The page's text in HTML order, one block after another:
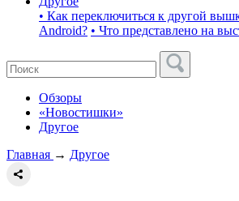
• Как переключиться к другой
Android? • Что представлено на
Обзоры
«Новостишки»
Другое
Главная → Другое